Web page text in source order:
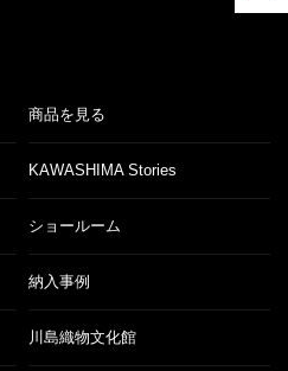
商品を見る
KAWASHIMA Stories
ショールーム
納入事例
川島織物文化館